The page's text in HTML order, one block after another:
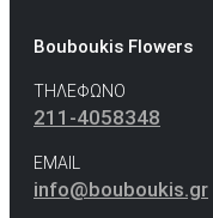
Bouboukis Flowers
ΤΗΛΕΦΩΝΟ
211-4058348
EMAIL
info@bouboukis.gr